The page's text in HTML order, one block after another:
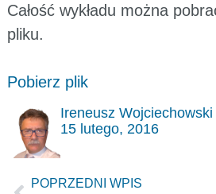
Całość wykładu można
pliku.
Pobierz plik
Ireneusz Wojciechowski
15 lutego, 2016
POPRZEDNI WPIS